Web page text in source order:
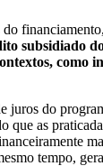
subsidiado
como
juros do
que as
tempo,